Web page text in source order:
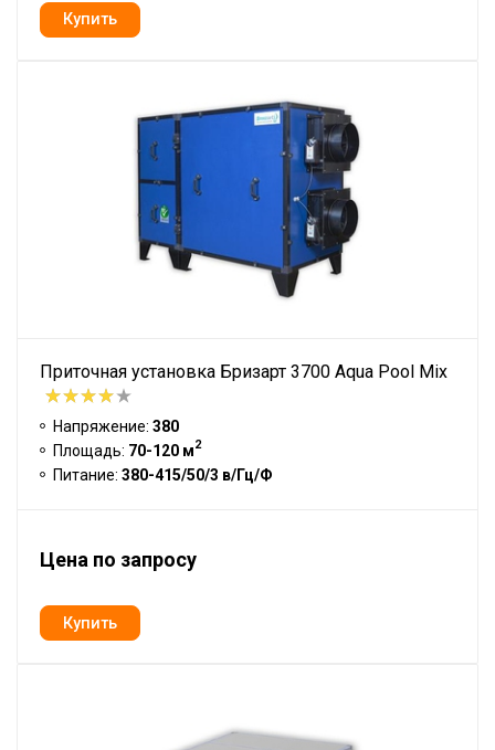
Приточная установка Бризарт 3700 Aqua Pool Mix
Напряжение: 380
Площадь: 70-120 м2
Питание: 380-415/50/3 в/Гц/Ф
Цена по запросу